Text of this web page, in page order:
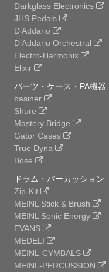
Darkglass Electronics
JHS Pedals
D’Addario
D’Addario Orchestral
Electro-Harmonix
Elixir
パーツ・ケース・PA機器
basiner
Shure
Mastery Bridge
Gator Cases
True Dyna
Bose
ドラム・パーカッション
Zip-Kit
MEINL Stick & Brush
MEINL Sonic Energy
EVANS
MEDELI
MEINL-CYMBALS
MEINL-PERCUSSION